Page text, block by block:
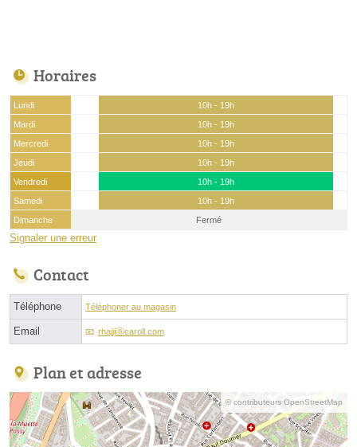
Horaires
Lundi
10h - 19h
Mardi
10h - 19h
Mercredi
10h - 19h
Jeudi
10h - 19h
Vendredi
10h - 19h
Samedi
10h - 19h
Dimanche
Fermé
Signaler une erreur
Contact
Téléphone Téléphoner au magasin
Email rhajjiⓐcaroll.com
Plan et adresse
© contributeurs OpenStreetMap